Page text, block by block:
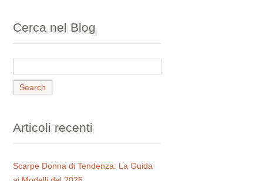
Cerca nel Blog
Articoli recenti
Scarpe Donna di Tendenza: La Guida